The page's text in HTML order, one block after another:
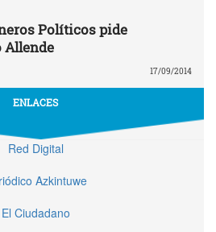
Políticos pide
Allende
17/09/2014
ENLACES
Red Digital
Azkintuwe
El Ciudadano